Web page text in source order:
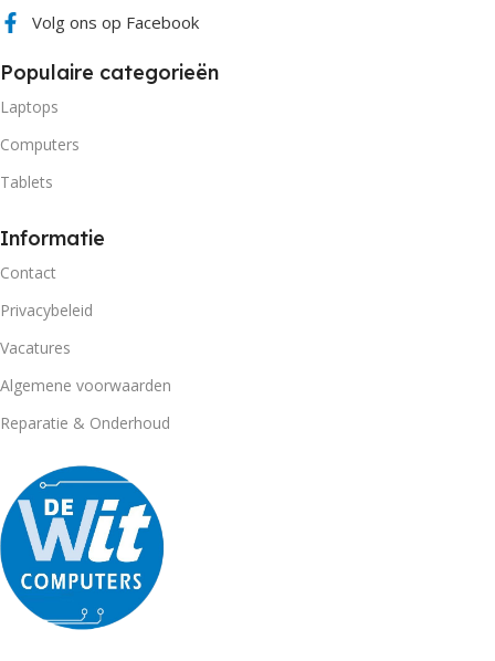
Volg ons op Facebook
Populaire categorieën
Laptops
Computers
Tablets
Informatie
Contact
Privacybeleid
Vacatures
Algemene voorwaarden
Reparatie & Onderhoud